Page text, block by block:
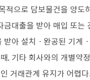
적으로 담보물건을 양도
금대출을 받아 매입 또는
받아 설치ㆍ완공된 기계
, 기타 회사와의 개별약
거래관계 유지가 어렵